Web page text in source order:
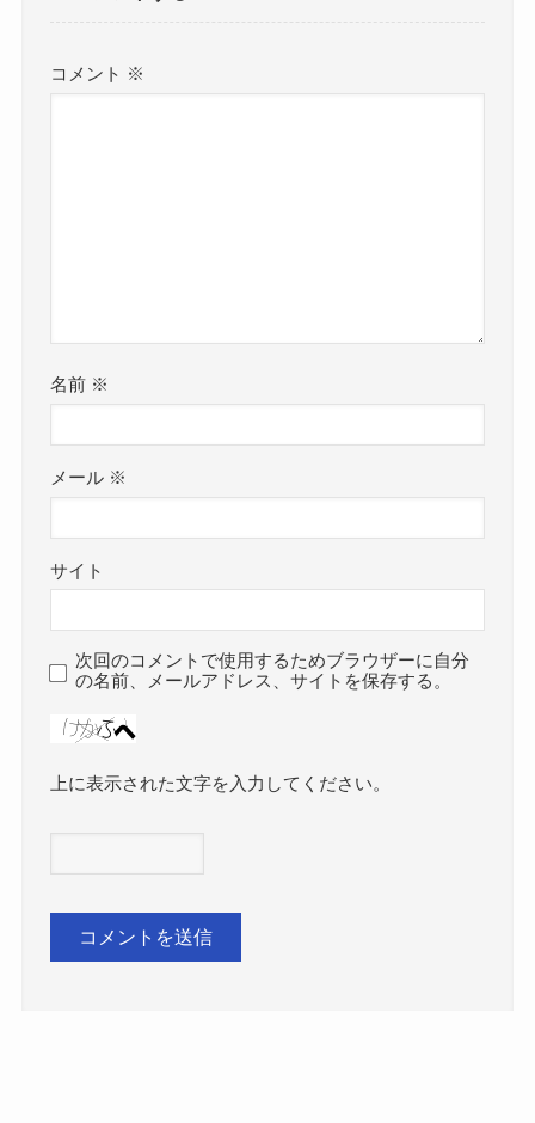
コメント ※
名前 ※
メール ※
サイト
次回のコメントで使用するためブラウザーに自分
の名前、メールアドレス、サイトを保存する。
上に表示された文字を入力してください。